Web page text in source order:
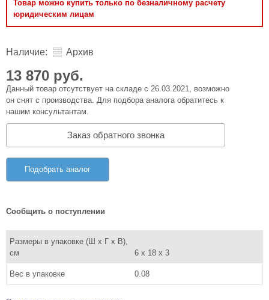
Товар можно купить только по безналичному расчету
юридическим лицам
Наличие: Архив
13 870 руб.
Данный товар отсутствует на складе с 26.03.2021, возможно
он снят с производства. Для подбора аналога обратитесь к
нашим консультантам.
Заказ обратного звонка
Подобрать аналог
Сообщить о поступлении
Размеры в упаковке (Ш x Г x В),
см
6 x 18 x 3
Вес в упаковке 0.08